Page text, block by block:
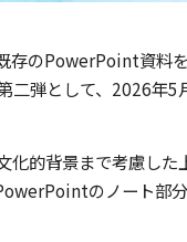
存のPowerPoint資料
二弾として、2026年
的背景まで考慮した
のノート部